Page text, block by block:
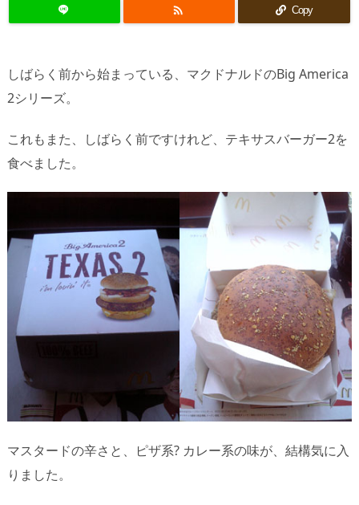
 Copy
しばらく前から始まっている、マクドナルドのBig America
2シリーズ。
これもまた、しばらく前ですけれど、テキサスバーガー2を
食べました。
マスタードの辛さと、ピザ系? カレー系の味が、結構気に入
りました。